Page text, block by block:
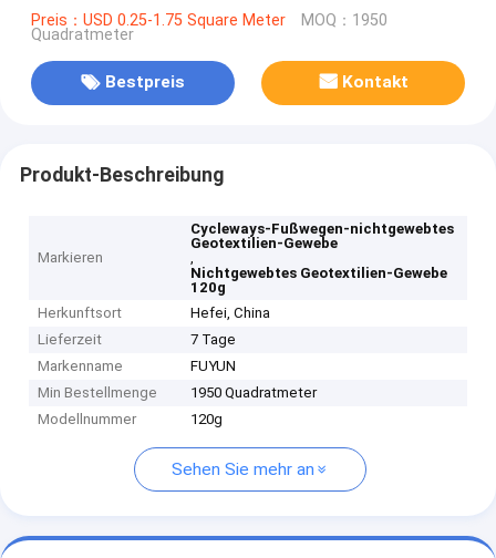
Preis：USD 0.25-1.75 Square Meter MOQ：1950
Quadratmeter
Bestpreis Kontakt
Produkt-Beschreibung
Markieren
Cycleways-Fußwegen-nichtgewebtes
Geotextilien-Gewebe
,
Nichtgewebtes Geotextilien-Gewebe
120g
Herkunftsort
Hefei, China
Lieferzeit
7 Tage
Markenname
FUYUN
Min Bestellmenge
1950 Quadratmeter
Modellnummer
120g
Sehen Sie mehr an